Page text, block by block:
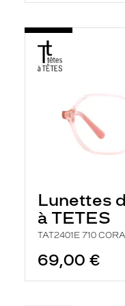
Lunettes
à TETES
TAT2401E 710
69,00 €